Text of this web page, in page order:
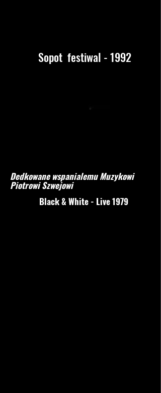
Sopot festiwal - 1992
Dedkowane wspanialemu Muzykowi
Piotrowi Szwejowi
Black & White - Live 1979